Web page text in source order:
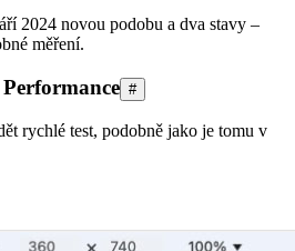
2024 novou podobu a dva stavy –
měření.
#
rychlé test, podobně jako je tomu v